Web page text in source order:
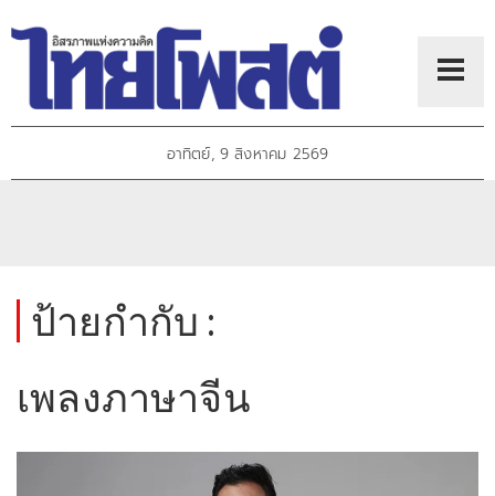
อาทิตย์, 9 สิงหาคม 2569
ป้ายกำกับ :
เพลงภาษาจีน